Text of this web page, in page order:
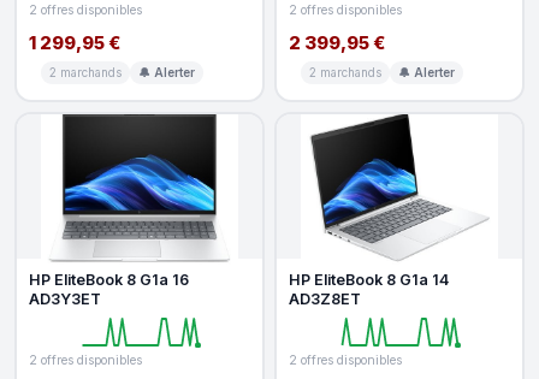
2 offres disponibles
1 299,95 €
2 marchands 🔔 Alerter
2 offres disponibles
2 399,95 €
2 marchands 🔔 Alerter
HP EliteBook 8 G1a 16
AD3Y3ET
2 offres disponibles
HP EliteBook 8 G1a 14
AD3Z8ET
2 offres disponibles